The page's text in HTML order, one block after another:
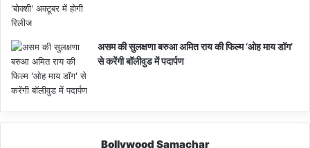
असम की सुलक्षणा बरुआ अमित राय की फिल्म ‘ओह माय डॉग’
से करेंगी बॉलीवुड में पदार्पण
Bollywood Samachar